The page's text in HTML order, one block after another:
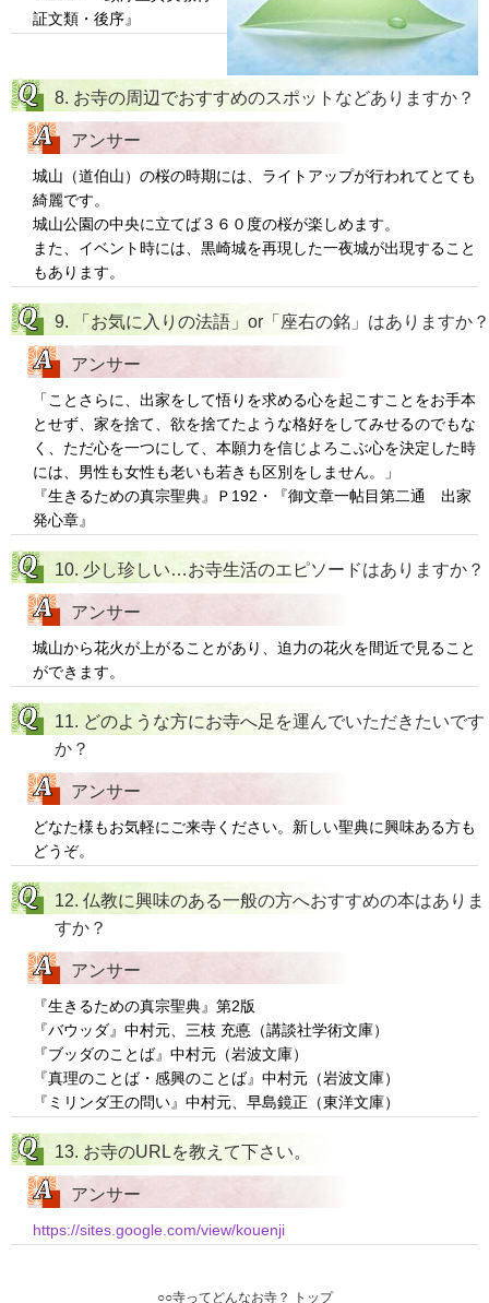
証文類・後序』
8. お寺の周辺でおすすめのスポットなどありますか？
アンサー
城山（道伯山）の桜の時期には、ライトアップが行われてとても
綺麗です。
城山公園の中央に立てば３６０度の桜が楽しめます。
また、イベント時には、黒崎城を再現した一夜城が出現すること
もあります。
9. 「お気に入りの法語」or「座右の銘」はありますか？
アンサー
「ことさらに、出家をして悟りを求める心を起こすことをお手本
とせず、家を捨て、欲を捨てたような格好をしてみせるのでもな
く、ただ心を一つにして、本願力を信じよろこぶ心を決定した時
には、男性も女性も老いも若きも区別をしません。」
『生きるための真宗聖典』Ｐ192・『御文章一帖目第二通 出家
発心章』
10. 少し珍しい…お寺生活のエピソードはありますか？
アンサー
城山から花火が上がることがあり、迫力の花火を間近で見ること
ができます。
11. どのような方にお寺へ足を運んでいただきたいです
か？
アンサー
どなた様もお気軽にご来寺ください。新しい聖典に興味ある方も
どうぞ。
12. 仏教に興味のある一般の方へおすすめの本はありま
すか？
アンサー
『生きるための真宗聖典』第2版
『バウッダ』中村元、三枝 充悳（講談社学術文庫）
『ブッダのことば』中村元（岩波文庫）
『真理のことば・感興のことば』中村元（岩波文庫）
『ミリンダ王の問い』中村元、早島鏡正（東洋文庫）
13. お寺のURLを教えて下さい。
アンサー
https://sites.google.com/view/kouenji
○○寺ってどんなお寺？ トップ